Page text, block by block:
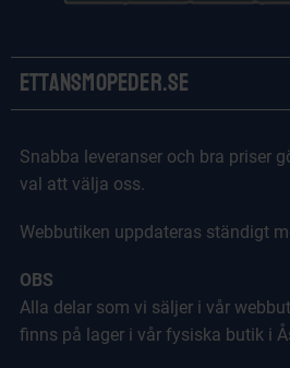
Ettansmopeder.se
Snabba leveranser och bra priser
val att välja oss.
Webbutiken uppdateras ständigt
OBS
Alla delar som vi säljer i vår
finns på lager i vår fysiska butik i